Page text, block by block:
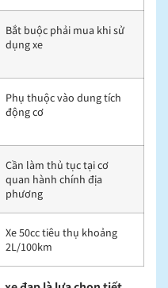
Bắt buộc phải mua khi sử
dụng xe
Phụ thuộc vào dung tích
động cơ
Cần làm thủ tục tại cơ
quan hành chính địa
phương
Xe 50cc tiêu thụ khoảng
2L/100km